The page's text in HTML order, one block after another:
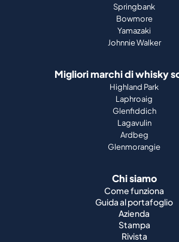
Springbank
Bowmore
Yamazaki
Johnnie Walker
Migliori marchi di whisky
Highland Park
Laphroaig
Glenfiddich
Lagavulin
Ardbeg
Glenmorangie
Chi siamo
Come funziona
Guida al portafoglio
Azienda
Stampa
Rivista